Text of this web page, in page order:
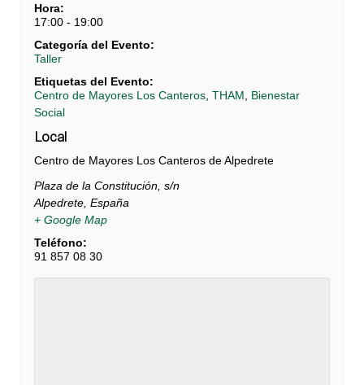
Hora:
17:00 - 19:00
Categoría del Evento:
Taller
Etiquetas del Evento:
Centro de Mayores Los Canteros, THAM
Bienestar
Social
Local
Centro de Mayores Los Canteros de Alpedrete
Plaza de la Constitución, s/n
Alpedrete, España
+ Google Map
Teléfono:
91 857 08 30